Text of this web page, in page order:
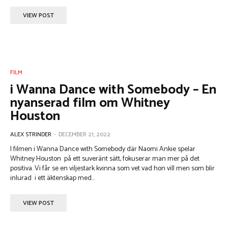
VIEW POST
FILM
i Wanna Dance with Somebody – En
nyanserad film om Whitney
Houston
ALEX STRINDER - DECEMBER 21, 2022
I filmen i Wanna Dance with Somebody där Naomi Ankie spelar
Whitney Houston på ett suveränt sätt, fokuserar man mer på det
positiva. Vi får se en viljestark kvinna som vet vad hon vill men som blir
inlurad i ett äktenskap med...
VIEW POST